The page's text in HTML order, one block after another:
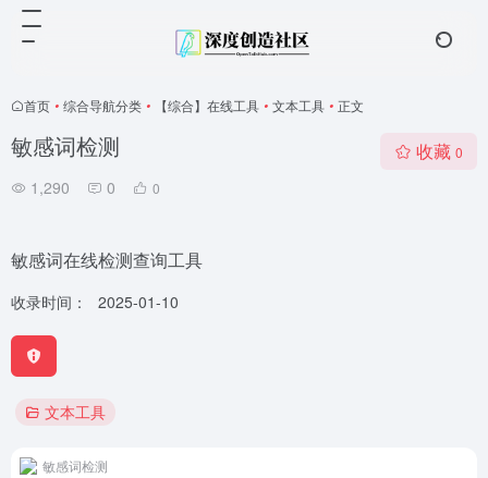
首页 • 综合导航分类 • 【综合】在线工具 • 文本工具 • 正文
敏感词检测
1,290 0 0
收藏 0
敏感词在线检测查询工具
收录时间： 2025-01-10
文本工具
敏感词检测